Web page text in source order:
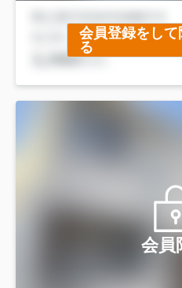
会員登録をし
る
会員